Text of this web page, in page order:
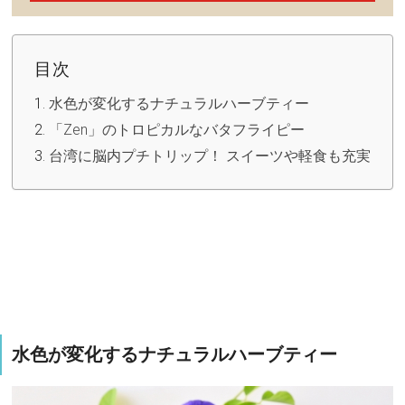
目次
水色が変化するナチュラルハーブティー
「Zen」のトロピカルなバタフライピー
台湾に脳内プチトリップ！ スイーツや軽食も充実
水色が変化するナチュラルハーブティー